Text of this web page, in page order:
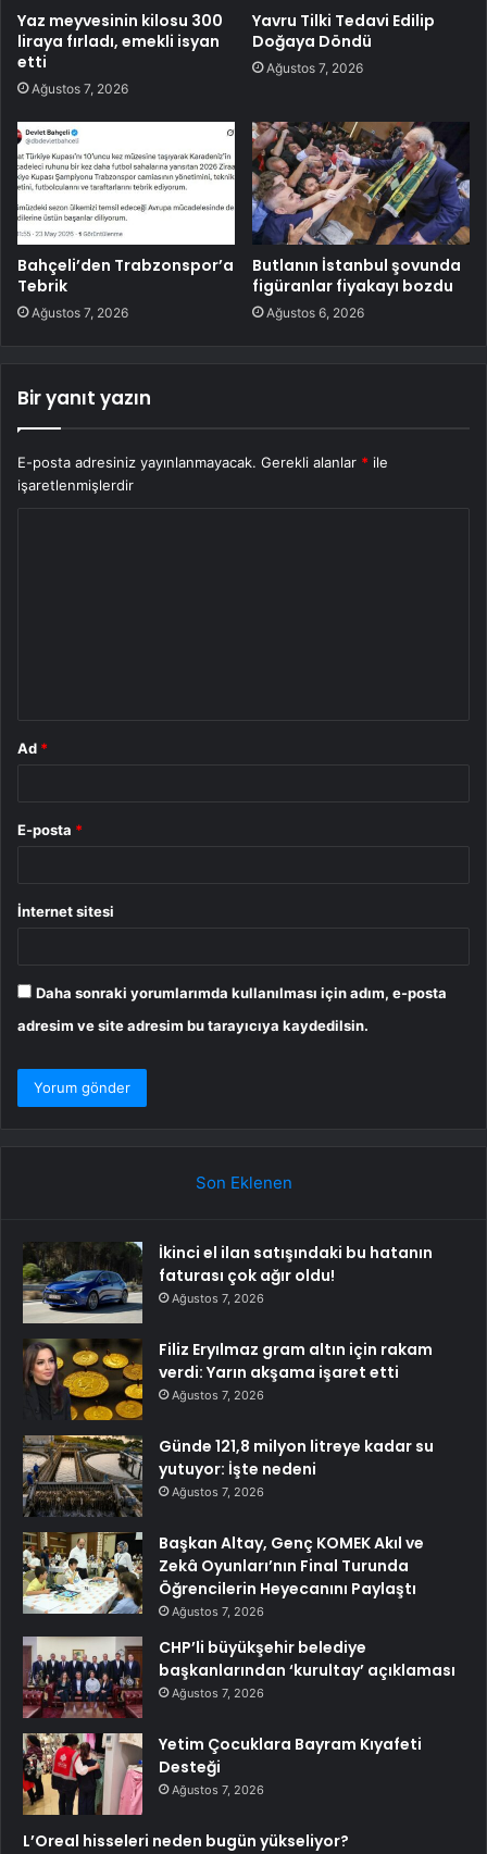
Yaz meyvesinin kilosu 300
liraya fırladı, emekli isyan
etti
Ağustos 7, 2026
Yavru Tilki Tedavi Edilip
Doğaya Döndü
Ağustos 7, 2026
Bahçeli’den Trabzonspor’a
Tebrik
Ağustos 7, 2026
Butlanın İstanbul şovunda
figüranlar fiyakayı bozdu
Ağustos 6, 2026
Bir yanıt yazın
E-posta adresiniz yayınlanmayacak. Gerekli alanlar * ile
işaretlenmişlerdir
Ad *
E-posta *
İnternet sitesi
Daha sonraki yorumlarımda kullanılması için adım, e-posta
adresim ve site adresim bu tarayıcıya kaydedilsin.
Son Eklenen
İkinci el ilan satışındaki bu hatanın
faturası çok ağır oldu!
Ağustos 7, 2026
Filiz Eryılmaz gram altın için rakam
verdi: Yarın akşama işaret etti
Ağustos 7, 2026
Günde 121,8 milyon litreye kadar su
yutuyor: İşte nedeni
Ağustos 7, 2026
Başkan Altay, Genç KOMEK Akıl ve
Zekâ Oyunları’nın Final Turunda
Öğrencilerin Heyecanını Paylaştı
Ağustos 7, 2026
CHP’li büyükşehir belediye
başkanlarından ‘kurultay’ açıklaması
Ağustos 7, 2026
Yetim Çocuklara Bayram Kıyafeti
Desteği
Ağustos 7, 2026
L’Oreal hisseleri neden bugün yükseliyor?